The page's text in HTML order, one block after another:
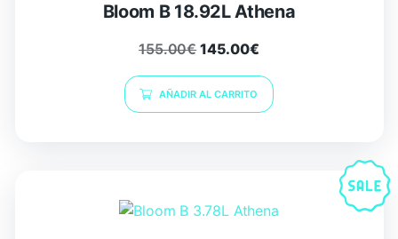
Bloom B 18.92L Athena
155.00€ 145.00€
AÑADIR AL CARRITO